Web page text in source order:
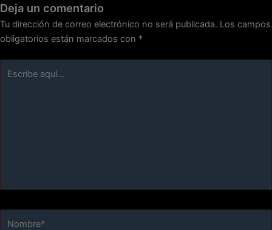
Deja un comentario
Tu dirección de correo electrónico no será publicada. Los campos
obligatorios están marcados con *
aquí...